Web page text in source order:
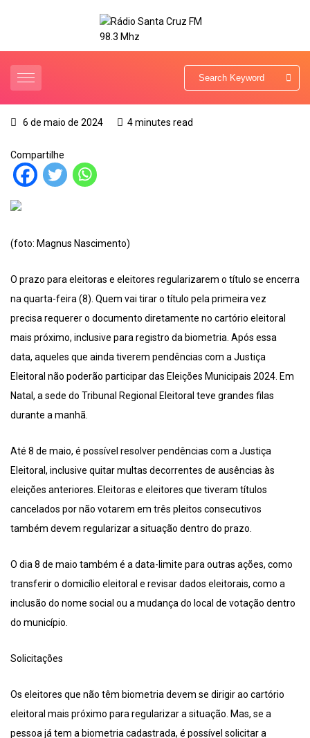
6 de maio de 2024 4 minutes read
Compartilhe
(foto: Magnus Nascimento)
O prazo para eleitoras e eleitores regularizarem o título se encerra
na quarta-feira (8). Quem vai tirar o título pela primeira vez
precisa requerer o documento diretamente no cartório eleitoral
mais próximo, inclusive para registro da biometria. Após essa
data, aqueles que ainda tiverem pendências com a Justiça
Eleitoral não poderão participar das Eleições Municipais 2024. Em
Natal, a sede do Tribunal Regional Eleitoral teve grandes filas
durante a manhã.
Até 8 de maio, é possível resolver pendências com a Justiça
Eleitoral, inclusive quitar multas decorrentes de ausências às
eleições anteriores. Eleitoras e eleitores que tiveram títulos
cancelados por não votarem em três pleitos consecutivos
também devem regularizar a situação dentro do prazo.
O dia 8 de maio também é a data-limite para outras ações, como
transferir o domicílio eleitoral e revisar dados eleitorais, como a
inclusão do nome social ou a mudança do local de votação dentro
do município.
Solicitações
Os eleitores que não têm biometria devem se dirigir ao cartório
eleitoral mais próximo para regularizar a situação. Mas, se a
pessoa já tem a biometria cadastrada, é possível solicitar a